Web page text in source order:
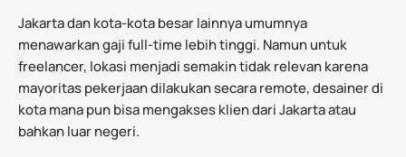
Jakarta dan kota-kota besar lainnya umumnya
menawarkan gaji full-time lebih tinggi. Namun untuk
freelancer, lokasi menjadi semakin tidak relevan karena
mayoritas pekerjaan dilakukan secara remote, desainer di
kota mana pun bisa mengakses klien dari Jakarta atau
bahkan luar negeri.